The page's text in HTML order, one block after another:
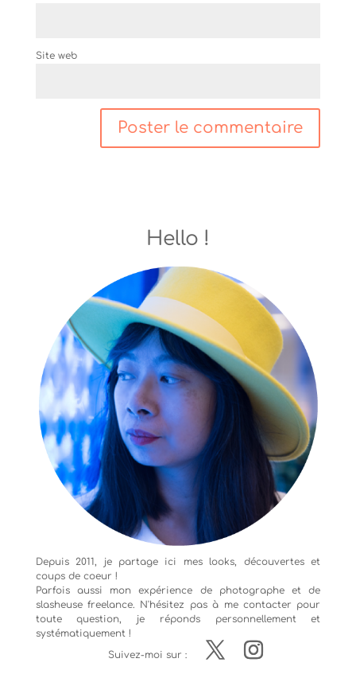
Site web
Hello !
Depuis 2011, je partage ici mes looks, découvertes et
coups de coeur !
Parfois aussi mon expérience de photographeet de
slasheuse freelance. N'hésitez pas à me contacter pour
toute question, je réponds personnellement et
systématiquement !
Suivez-moi sur :